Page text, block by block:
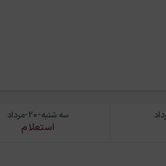
سه شنبه-20-مرداد
استعلام